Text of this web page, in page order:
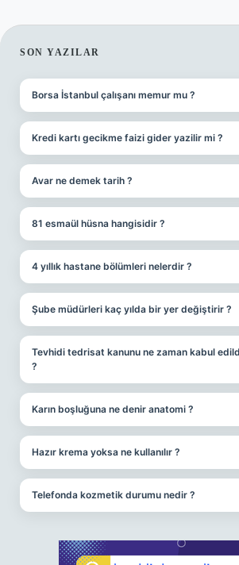
SIDEBAR
SON YAZILAR
Borsa İstanbul çalışanı memur mu ?
Kredi kartı gecikme faizi gider yazilir mi ?
Avar ne demek tarih ?
81 esmaül hüsna hangisidir ?
4 yıllık hastane bölümleri nelerdir ?
Şube müdürleri kaç yılda bir yer değiştirir ?
Tevhidi tedrisat kanunu ne zaman kabul
?
Karın boşluğuna ne denir anatomi ?
Hazır krema yoksa ne kullanılır ?
Telefonda kozmetik durumu nedir ?